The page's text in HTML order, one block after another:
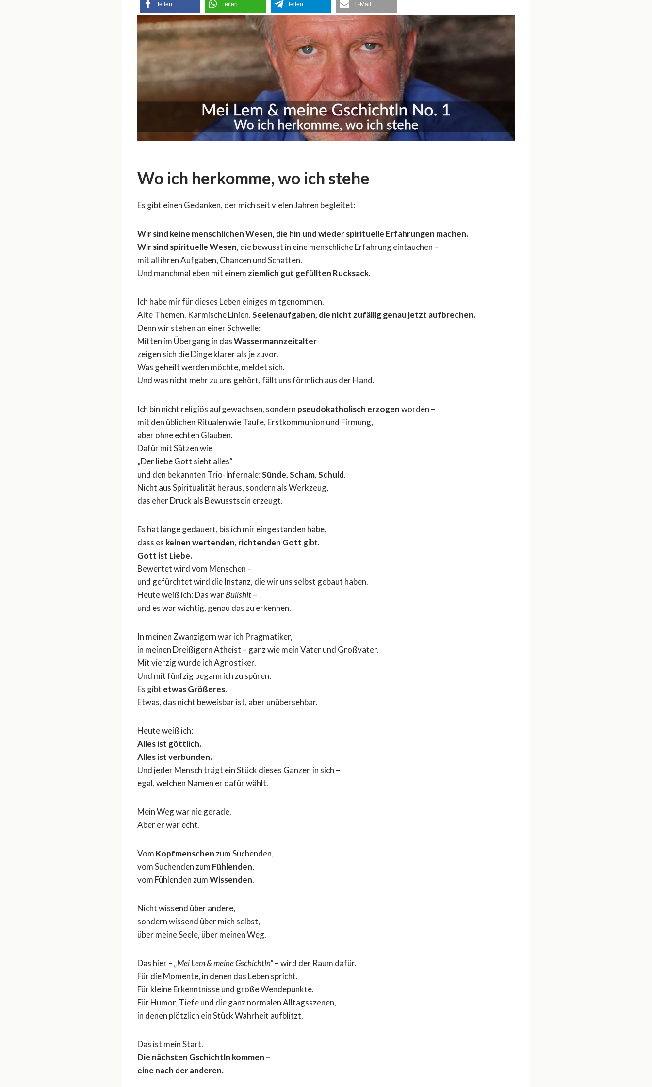
teilen teilen teilen E-Mail
Wo ich herkomme, wo ich stehe
Es gibt einen Gedanken, der mich seit vielen Jahren begleitet:
Wir sind keine menschlichen Wesen, die hin und wieder spirituelle Erfahrungen machen.
Wir sind spirituelle Wesen, die bewusst in eine menschliche Erfahrung eintauchen –
mit all ihren Aufgaben, Chancen und Schatten.
Und manchmal eben mit einem ziemlich gut gefüllten Rucksack.
Ich habe mir für dieses Leben einiges mitgenommen.
Alte Themen. Karmische Linien.Seelenaufgaben, die nicht zufällig genau jetzt aufbrechen.
Denn wir stehen an einer Schwelle:
Mitten im Übergang in dasWassermannzeitalter
zeigen sich die Dinge klarer als je zuvor.
Was geheilt werden möchte, meldet sich.
Und was nicht mehr zu uns gehört, fällt uns förmlich aus der Hand.
Ich bin nicht religiös aufgewachsen, sondern pseudokatholisch erzogenworden –
mit den üblichen Ritualen wie Taufe, Erstkommunion und Firmung,
aber ohne echten Glauben.
Dafür mit Sätzen wie
„Der liebe Gott sieht alles“
und den bekannten Trio-Infernale:Sünde, Scham, Schuld.
Nicht aus Spiritualität heraus, sondern als Werkzeug,
das eher Druck als Bewusstsein erzeugt.
Es hat lange gedauert, bis ich mir eingestanden habe,
dass es keinen wertenden, richtenden Gott gibt.
Gott ist Liebe.
Bewertet wird vom Menschen –
und gefürchtet wird die Instanz, die wir uns selbst gebaut haben.
Heute weiß ich: Das warBullshit–
und es war wichtig, genau das zu erkennen.
In meinen Zwanzigern war ich Pragmatiker,
in meinen Dreißigern Atheist – ganz wie mein Vater und Großvater.
Mit vierzig wurde ich Agnostiker.
Und mit fünfzig begann ich zu spüren:
Es gibt etwas Größeres.
Etwas, das nicht beweisbar ist, aber unübersehbar.
Heute weiß ich:
Alles ist göttlich.
Alles ist verbunden.
Und jeder Mensch trägt ein Stück dieses Ganzen in sich –
egal, welchen Namen er dafür wählt.
Mein Weg war nie gerade.
Aber er war echt.
Vom Kopfmenschen zum Suchenden,
vom Suchenden zum Fühlenden,
vom Fühlenden zumWissenden.
Nicht wissend über andere,
sondern wissend über mich selbst,
über meine Seele, über meinen Weg.
Das hier –„Mei Lem & meine Gschichtln“– wird der Raum dafür.
Für die Momente, in denen das Leben spricht.
Für kleine Erkenntnisse und große Wendepunkte.
Für Humor, Tiefe und die ganz normalen Alltagsszenen,
in denen plötzlich ein Stück Wahrheit aufblitzt.
Das ist mein Start.
Die nächsten Gschichtln kommen –
eine nach der anderen.